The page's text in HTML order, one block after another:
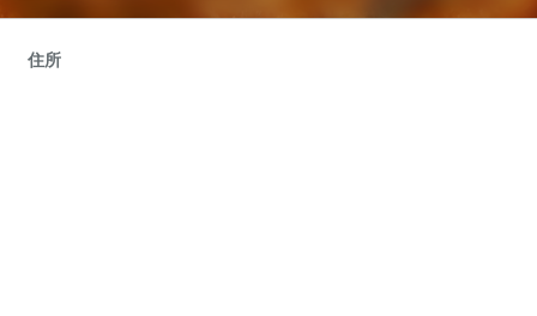
住所